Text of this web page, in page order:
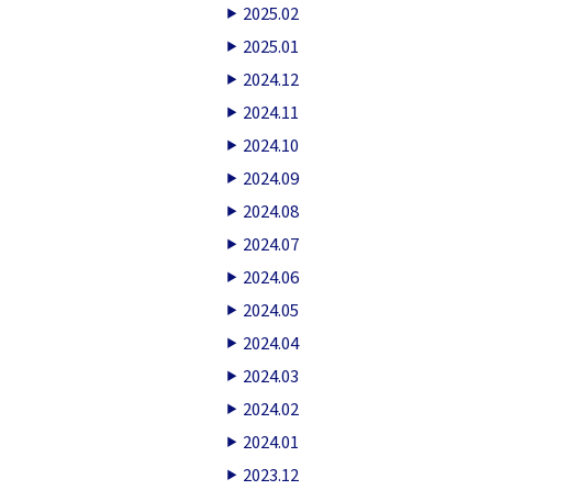
2025.02
2025.01
2024.12
2024.11
2024.10
2024.09
2024.08
2024.07
2024.06
2024.05
2024.04
2024.03
2024.02
2024.01
2023.12